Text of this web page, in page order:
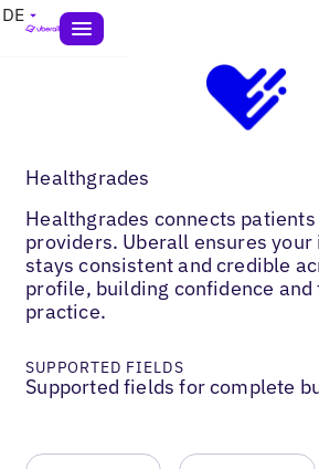
DE
Healthgrades
Healthgrades connects
providers. Uberall ensures
stays consistent and credible
profile, building confidence and
practice.
SUPPORTED FIELDS
Supported fields for complete